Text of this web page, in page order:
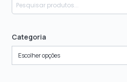
Categoria
Escolher opções